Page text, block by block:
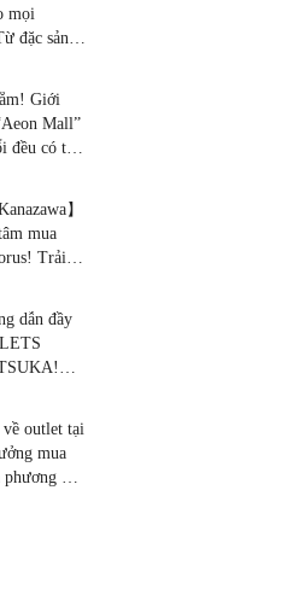
mọi
đặc sản
hàng nổi
Giới
Mall”
đều có thể
động mới
】
mua
Trải
thương
dẫn đầy
mua
tại
outlet tại
mua
phương và